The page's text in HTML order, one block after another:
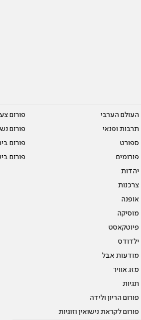
העולם הערבי
תרבות ופנאי
ספורט
פורומים
יהדות
צרכנות
אופנה
מוסיקה
פיוטקאסט
ילדודס
מודעות אבל
מזג אוויר
תגיות
פורום הריון ולידה
פורום לקראת נישואין וזוגיות
פורום
פורום
פורום
פורום